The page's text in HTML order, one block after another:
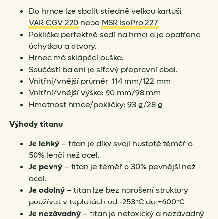
Do hrnce lze sbalit středně velkou kartuši
VAR CGV 220nebo MSR IsoPro 227
Poklička perfektně sedí na hrnci a je opatřena
úchytkou a otvory.
Hrnec má sklápěcí ouška.
Součástí balení je síťový přepravní obal.
Vnitřní/vnější průměr: 114 mm/122 mm
Vnitřní/vnější výška: 90 mm/98 mm
Hmotnost hrnce/pokličky: 93 g/28 g
Výhody titanu
Je lehký – titan je díky svojí hustotě téměř o
50% lehčí než ocel.
Je pevný – titan je téměř o 30% pevnější než
ocel.
Je odolný – titan lze bez narušení struktury
používat v teplotách od -253°C do +600°C
Je nezávadný – titan je netoxický a nezávadný